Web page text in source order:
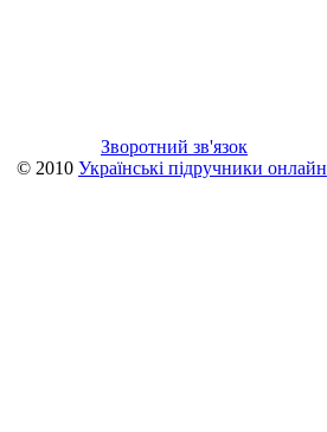
Зворотний зв'язок
© 2010 Українські підручники онлайн